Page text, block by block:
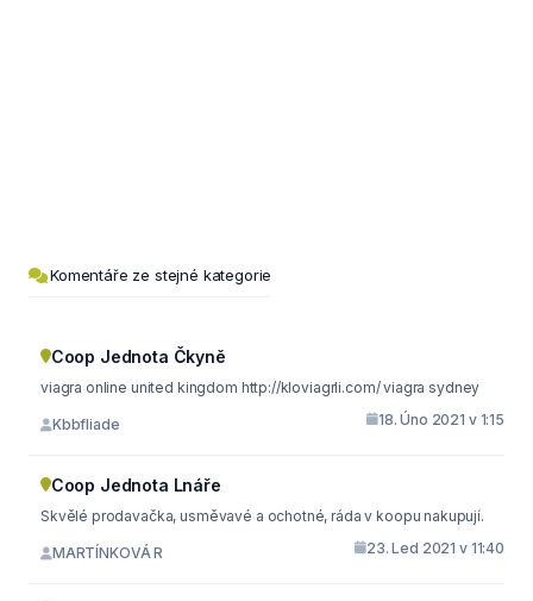
Komentáře ze stejné kategorie
Coop Jednota Čkyně
viagra online united kingdom http://kloviagrli.com/ viagra sydney
Kbbfliade 18. Úno 2021 v 1:15
Coop Jednota Lnáře
Skvělé prodavačka, usměvavé a ochotné, ráda v koopu nakupují.
MARTÍNKOVÁ R 23. Led 2021 v 11:40